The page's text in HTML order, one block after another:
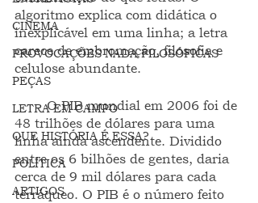
CINEMA
PROVOCAÇÕES NADA FILOSÓFICAS
PEÇAS
LETRA EM CAMPO
QUE HISTÓRIA É ESSA?
POLÍTICA
ARTIGOS
algoritmo explica com didática o
inexplicável em uma linha; a letra
carece de embromação, filosofia e
celulose abundante.
	O PIB mundial em 2006 foi de
48 trilhões de dólares para uma
linha ainda ascendente. Dividido
entre os 6 bilhões de gentes, daria
cerca de 9 mil dólares para cada
terráqueo. O PIB é o número feito